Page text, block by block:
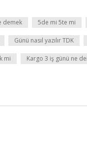
demek 5de mi 5te mi
Günü nasıl yazılır TDK
mi Kargo 3 iş günü ne